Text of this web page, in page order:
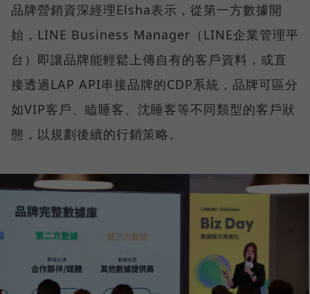
品牌營銷資深經理Elsha表示，從第一方數據開
始，LINE Business Manager（LINE企業管理平
台）即讓品牌能輕鬆上傳自有的客戶資料，或直
接透過LAP API串接品牌的CDP系統，品牌可區分
如VIP客戶、瞌睡客、沈睡客等不同類型的客戶狀
態，以規劃後續的行銷策略。